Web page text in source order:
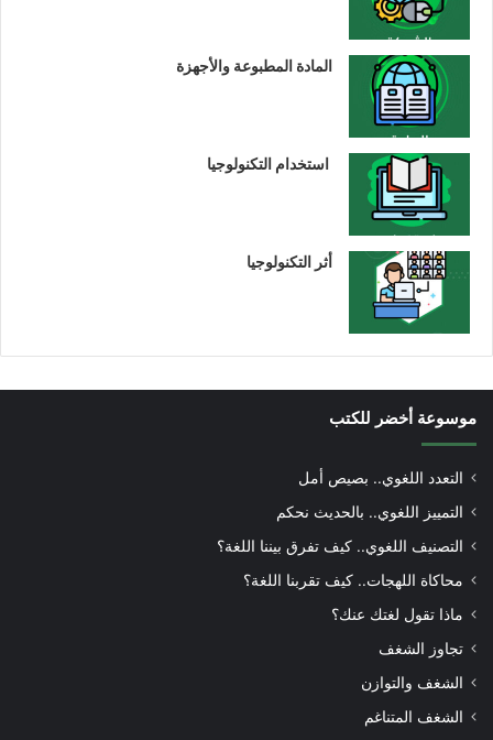
المادة المطبوعة والأجهزة
استخدام التكنولوجيا
أثر التكنولوجيا
موسوعة أخضر للكتب
التعدد اللغوي.. بصيص أمل
التمييز اللغوي.. بالحديث نحكم
التصنيف اللغوي.. كيف تفرق بيننا اللغة؟
محاكاة اللهجات.. كيف تقربنا اللغة؟
ماذا تقول لغتك عنك؟
تجاوز الشغف
الشغف والتوازن
الشغف المتناغم